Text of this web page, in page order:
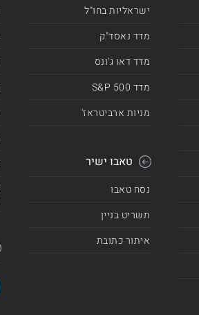
ישראליות בחו"ל
מדד נאסד"ק
מדד דאו ג'ונס
מדד 500 S&P
מניות ארביטראז'
טאבו ישיר
נסח טאבו
תשריט בניין
איתור כתובת